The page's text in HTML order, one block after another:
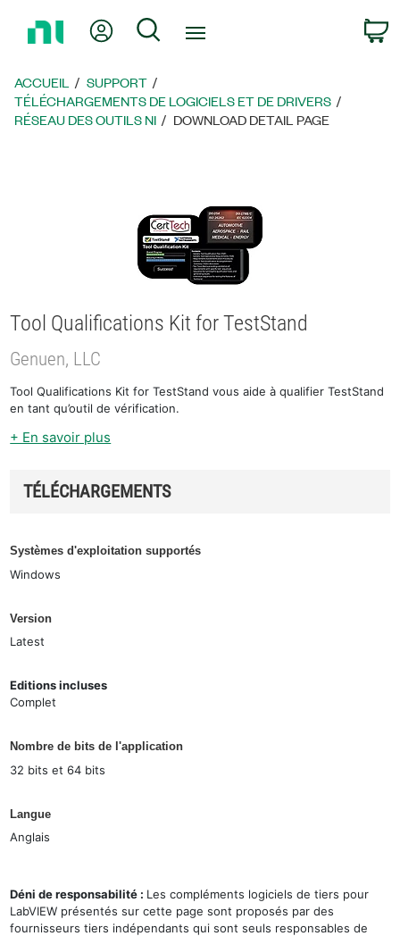
page
d’accueil
Mon compteRechercher
ACCUEIL
SUPPORT
TÉLÉCHARGEMENTS DE LOGICIELS ET DE DRIVERS
RÉSEAU DES OUTILS NI
DOWNLOAD DETAIL PAGE
Tool Qualifications Kit for TestStand
Genuen, LLC
Tool Qualifications Kit for TestStand vous aide à qualifier TestStand
en tant qu’outil de vérification.
+ En savoir plus
TÉLÉCHARGEMENTS
Systèmes d'exploitation supportés
Windows
Version
Latest
Editions incluses
Complet
Nombre de bits de l'application
32 bits et 64 bits
Langue
Anglais
Déni de responsabilité : Les compléments logiciels de tiers pour
LabVIEW présentés sur cette page sont proposés par des
fournisseurs tiers indépendants qui sont seuls responsables de